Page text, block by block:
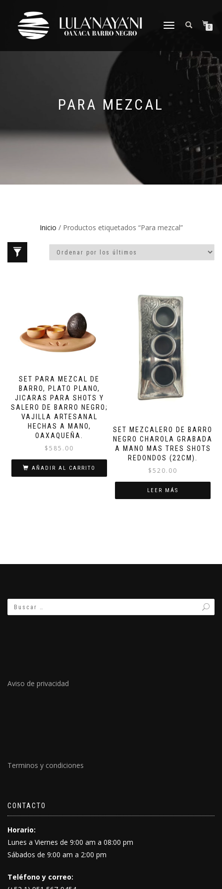
CAMBIAR
0
PARA MEZCAL
Inicio / Productos etiquetados “Para mezcal”
SET PARA MEZCAL DE
BARRO, PLATO PLANO,
JICARAS PARA SHOTS Y
SALERO DE BARRO NEGRO;
VAJILLA ARTESANAL
HECHAS A MANO,
OAXAQUEÑA.
$585.00
AÑADIR AL CARRITO
SET MEZCALERO DE BARRO
NEGRO CHAROLA GRABADA
A MANO MAS TRES SHOTS
REDONDOS (22CM).
$520.00
LEER MÁS
Aviso de privacidad
Terminos y condiciones
CONTACTO
Horario:
Lunes a Viernes de 9:00 am a 08:00 pm
Sábados de 9:00 am a 2:00 pm
Teléfono y correo: